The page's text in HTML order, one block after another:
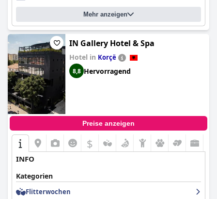
Mehr anzeigen
IN Gallery Hotel & Spa
Hotel in Korçë
8,8 Hervorragend
Preise anzeigen
$
INFO
Kategorien
Flitterwochen